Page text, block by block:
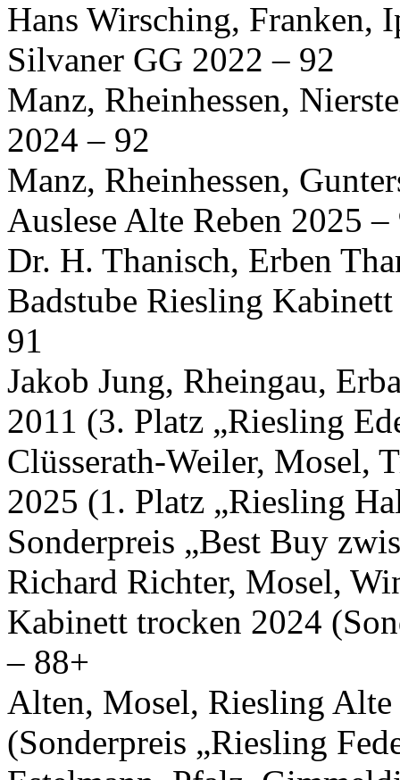
Hans Wirsching, Franken,
Silvaner GG 2022 – 92
Manz, Rheinhessen,
2024 – 92
Manz, Rheinhessen,
Auslese Alte Reben 2025 –
Dr. H. Thanisch, Erben
Badstube Riesling
91
Jakob Jung, Rheingau,
2011 (3. Platz „Riesling
Clüsserath-Weiler, Mosel,
2025 (1. Platz „Riesling
Sonderpreis „Best Buy
Richard Richter, Mosel,
Kabinett trocken 2024
– 88+
Alten, Mosel, Riesling Alte
(Sonderpreis „Riesling